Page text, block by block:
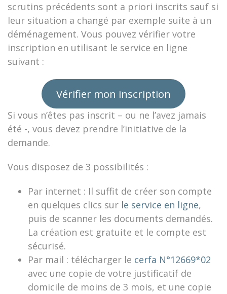
scrutins précédents sont a priori inscrits sauf si
leur situation a changé par exemple suite à un
déménagement. Vous pouvez vérifier votre
inscription en utilisant le service en ligne
suivant :
Vérifier mon inscription
Si vous n’êtes pas inscrit – ou ne l’avez jamais
été -, vous devez prendre l’initiative de la
demande.
Vous disposez de 3 possibilités :
Par internet : Il suffit de créer son compte
en quelques clics sur le service en ligne,
puis de scanner les documents demandés.
La création est gratuite et le compte est
sécurisé.
Par mail : télécharger le cerfa N°12669*02
avec une copie de votre justificatif de
domicile de moins de 3 mois, et une copie